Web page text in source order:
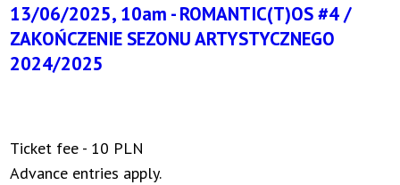
13/06/2025, 10am - ROMANTIC(T)OS #4 /
ZAKOŃCZENIE SEZONU ARTYSTYCZNEGO
2024/2025
Ticket fee - 10 PLN
Advance entries apply.